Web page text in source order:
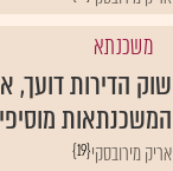
משכנתא
שוק הדירות דועך,
המשכנתאות
{19}אריק מירובסקי